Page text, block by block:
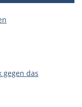
gegen das